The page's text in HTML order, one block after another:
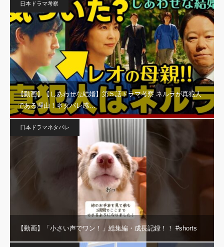
日本ドラマ考察
【動画】【しあわせな結婚】第５話ドラマ考察 ネルラが真犯人
である理由！ネタバレ感…
日本ドラマネタバレ
【動画】「小さい声でワン！」総集編・成長記録！！ #shorts